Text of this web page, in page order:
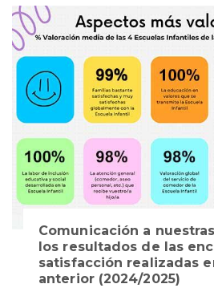
Comunicación a
los resultados de las
satisfacción realizadas
anterior (2024/2025)